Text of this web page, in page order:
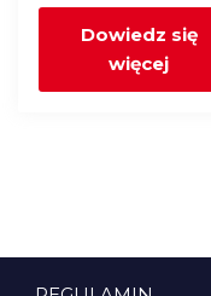
Dowiedz się
więcej